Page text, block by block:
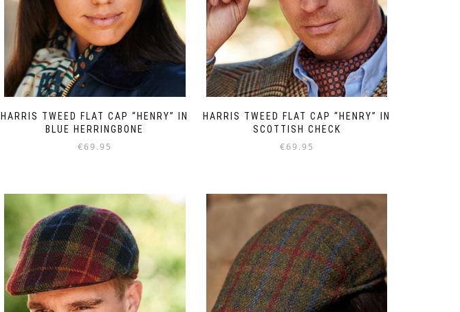
HARRIS TWEED FLAT CAP “HENRY” IN
BLUE HERRINGBONE
€69.95
heeft
meerdere
variaties.
Deze
optie
kan
gekozen
worden
op
HARRIS TWEED FLAT CAP “HENRY” IN
SCOTTISH CHECK
€69.95
heeft
meerdere
variaties.
Deze
optie
kan
gekozen
worden
op